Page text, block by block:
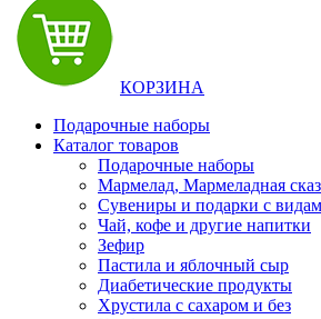
КОРЗИНА
Подарочные наборы
Каталог товаров
Подарочные наборы
Мармелад, Мармеладная
Сувениры и подарки с
Чай, кофе и другие напитки
Зефир
Пастила и яблочный сыр
Диабетические продукты
Хрустила с сахаром и без